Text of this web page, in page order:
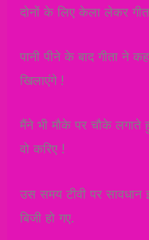
दोनों के लिए केला लेकर
पानी पीने के बाद गीता ने
खिलाएंगे !
मैंने भी मौके पर चौके लगाते
वो करिए !
उस समय टीवी पर सावधान
बिजी हो गए.